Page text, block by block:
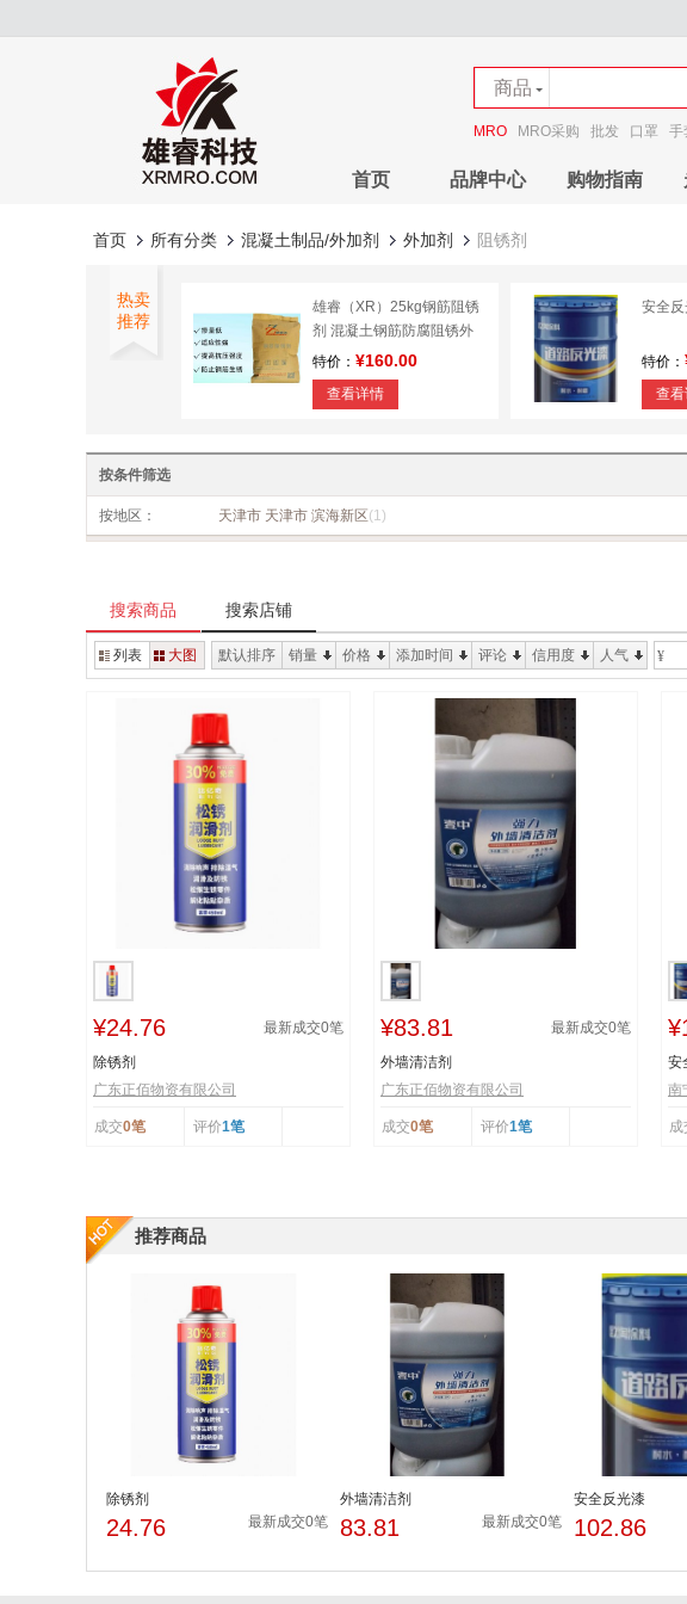
商品
店铺
MRO MRO采购 批发 口罩 手
首页 品牌中心 购物指南
首页 所有分类 混凝土制品/外加剂 外加剂 阻锈剂
热卖
推荐
雄睿（XR）25kg钢筋阻锈
剂 混凝土钢筋防腐阻锈外
加剂阻止钢筋生锈掺入型
特价： ¥160.00
查看详情
安全
特价：
查
特价：¥24.76
查看详情
按条件筛选
按地区： 天津市 天津市 滨海新区(1)
搜索商品 搜索店铺
列表 大图 默认排序 销量 价格 添加时间 评论 信用度 人气 ¥
¥24.76 最新成交0笔
除锈剂
广东正佰物资有限公司
成交0笔 评价1笔
¥83.81 最新成交0笔
外墙清洁剂
广东正佰物资有限公司
成交0笔 评价1笔
安
南
成
推荐商品
除锈剂
24.76 最新成交0笔
外墙清洁剂
83.81 最新成交0笔
安全反光漆
102.86